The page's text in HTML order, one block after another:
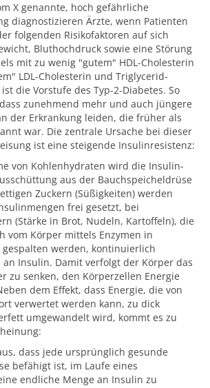
X genannte, hoch gefährliche
diagnostizieren Ärzte, wenn Patienten
folgenden Risikofaktoren auf sich
Bluthochdruck sowie eine Störung
mit zu wenig "gutem" HDL-Cholesterin
LDL-Cholesterin und Triglycerid-
die Vorstufe des Typ-2-Diabetes. So
zunehmend mehr und auch jüngere
der Erkrankung leiden, die früher als
war. Die zentrale Ursache bei dieser
ist eine steigende Insulinresistenz:
von Kohlenhydraten wird die Insulin-
aus der Bauchspeicheldrüse
Zuckern (Süßigkeiten) werden
frei gesetzt, bei
(Stärke in Brot, Nudeln, Kartoffeln), die
vom Körper mittels Enzymen in
gespalten werden, kontinuierlich
Insulin. Damit verfolgt der Körper das
zu senken, den Körperzellen Energie
dem Effekt, dass Energie, die von
verwertet werden kann, zu dick
umgewandelt wird, kommt es zu
dass jede ursprünglich gesunde
befähigt ist, im Laufe eines
endliche Menge an Insulin zu